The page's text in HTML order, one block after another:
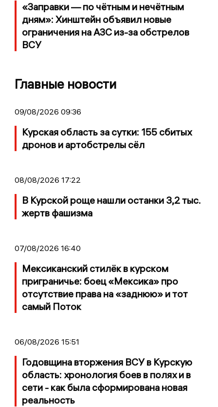
«Заправки — по чётным и нечётным
дням»: Хинштейн объявил новые
ограничения на АЗС из-за обстрелов
ВСУ
Главные новости
09/08/2026 09:36
Курская область за сутки: 155 сбитых
дронов и артобстрелы сёл
08/08/2026 17:22
В Курской роще нашли останки 3,2 тыс.
жертв фашизма
07/08/2026 16:40
Мексиканский стилёк в курском
приграничье: боец «Мексика» про
отсутствие права на «заднюю» и тот
самый Поток
06/08/2026 15:51
Годовщина вторжения ВСУ в Курскую
область: хронология боев в полях и в
сети - как была сформирована новая
реальность